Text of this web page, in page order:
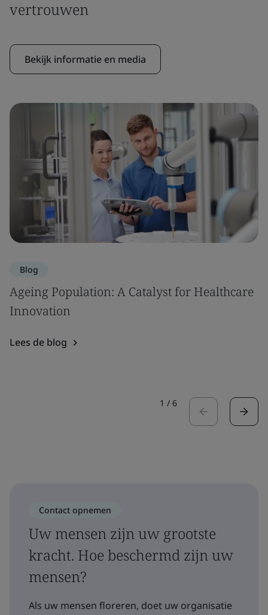
vertrouwen
Bekijk informatie en media
Blog
Ageing Population: A Catalyst for Healthcare
Innovation
Lees de blog
1 / 6
Contact opnemen
Uw mensen zijn uw grootste
kracht. Hoe beschermd zijn uw
mensen?
Als uw mensen floreren, doet uw organisatie